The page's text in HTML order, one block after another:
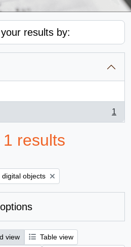
results by:
1
results
filter:
digital objects
view
Table view